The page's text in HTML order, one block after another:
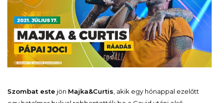
Szombat este jön Majka&Curtis, akik egy hónappal ezelőtt